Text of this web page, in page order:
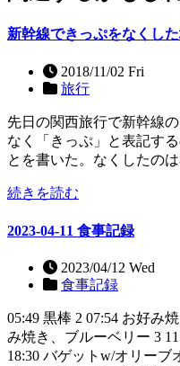
新幹線できっぷをなくし
2018/11/02 Fri
旅行
先日の関西旅行で新幹線
なく「きっぷ」と表記す
とを書いた。なくしたの
続きを読む
2023-04-11 食事記録
2023/04/12 Wed
食事記録
05:49 黒棒 2 07:54 お好み
み焼き、ブルーベリー 3
18:30 バゲットw/オリーブ